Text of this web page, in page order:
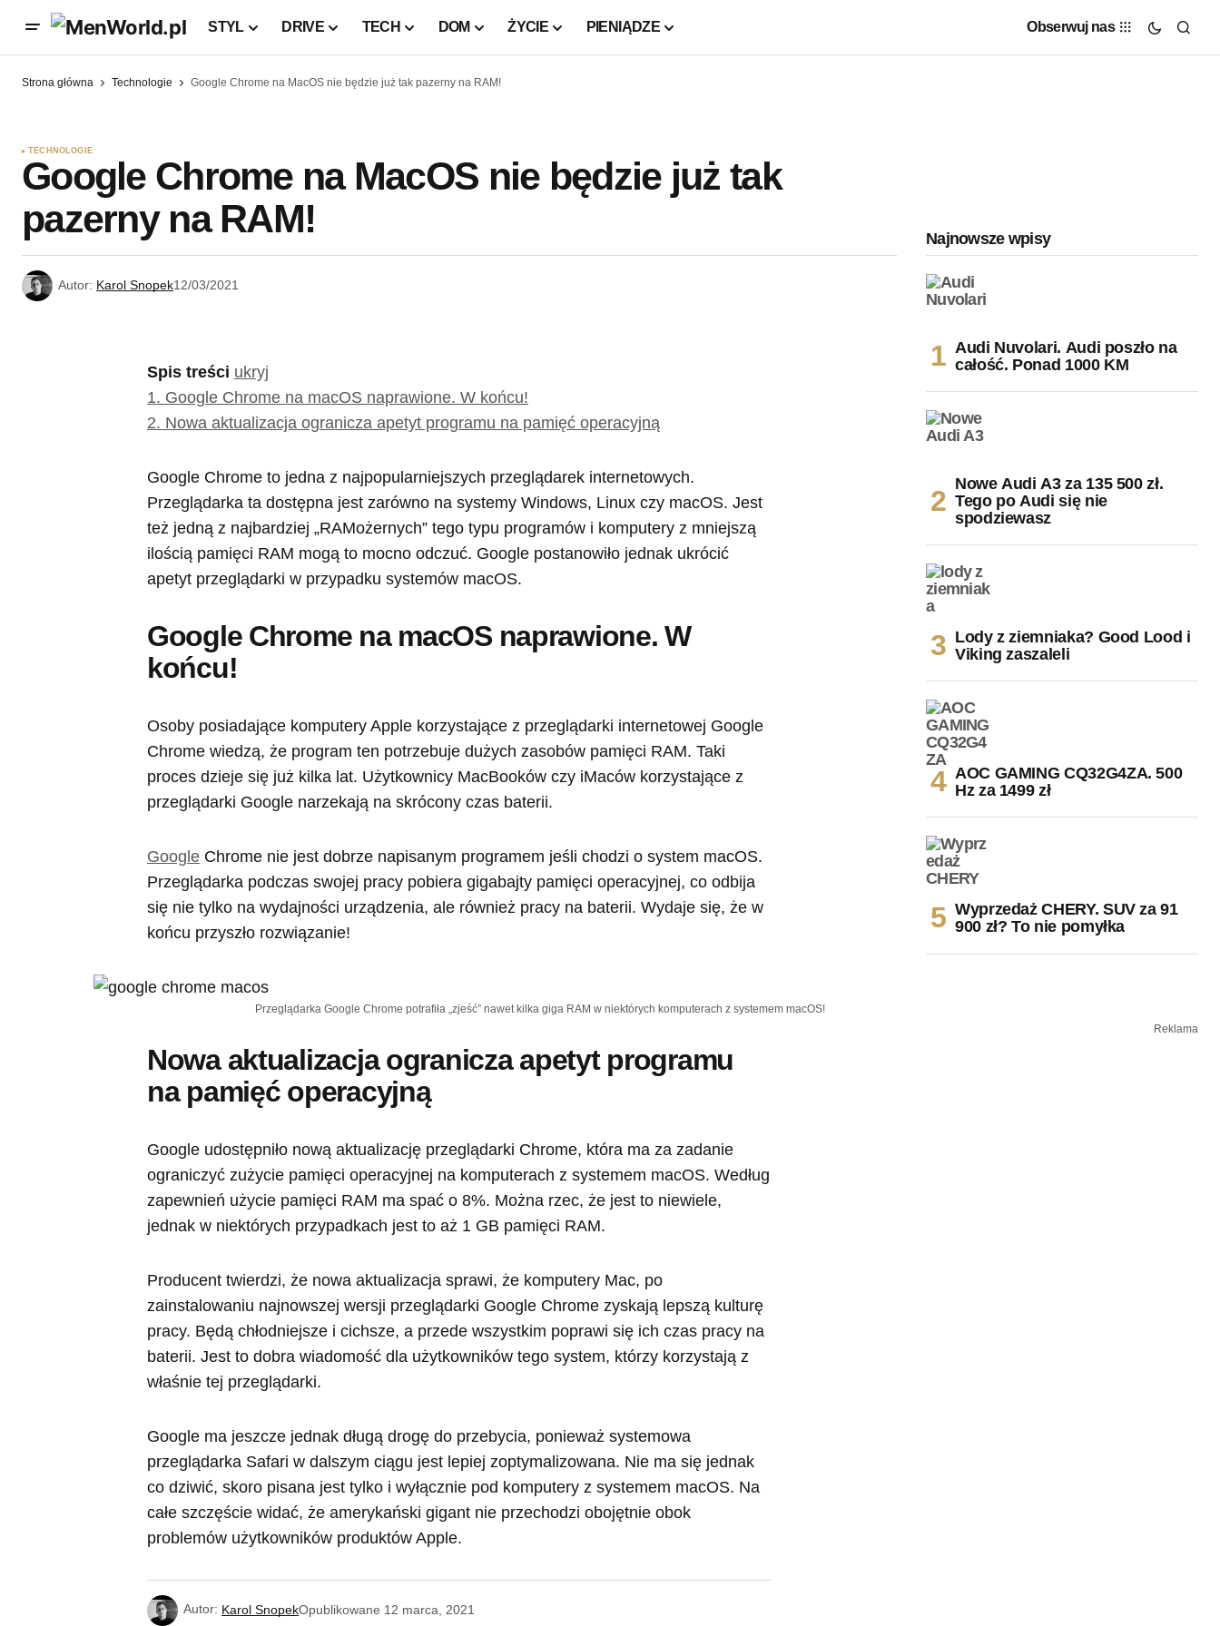
STYL DRIVE TECH DOM ŻYCIE PIENIĄDZE Obserwuj nas
Strona główna Technologie Google Chrome na MacOS nie będzie już tak pazerny na RAM!
TECHNOLOGIE
Google Chrome na MacOS nie będzie już tak
pazerny na RAM!
Autor: Karol Snopek12/03/2021
Spis treści ukryj
1. Google Chrome na macOS naprawione. W końcu!
2. Nowa aktualizacja ogranicza apetyt programu na pamięć operacyjną
Google Chrome to jedna z najpopularniejszych przeglądarek internetowych.
Przeglądarka ta dostępna jest zarówno na systemy Windows, Linux czy macOS. Jest
też jedną z najbardziej „RAMożernych” tego typu programów i komputery z mniejszą
ilością pamięci RAM mogą to mocno odczuć. Google postanowiło jednak ukrócić
apetyt przeglądarki w przypadku systemów macOS.
Google Chrome na macOS naprawione. W
końcu!
Osoby posiadające komputery Apple korzystające z przeglądarki internetowej Google
Chrome wiedzą, że program ten potrzebuje dużych zasobów pamięci RAM. Taki
proces dzieje się już kilka lat. Użytkownicy MacBooków czy iMaców korzystające z
przeglądarki Google narzekają na skrócony czas baterii.
Google Chrome nie jest dobrze napisanym programem jeśli chodzi o system macOS.
Przeglądarka podczas swojej pracy pobiera gigabajty pamięci operacyjnej, co odbija
się nie tylko na wydajności urządzenia, ale również pracy na baterii. Wydaje się, że w
końcu przyszło rozwiązanie!
Przeglądarka Google Chrome potrafiła „zjeść” nawet kilka giga RAM w niektórych komputerach z systemem macOS!
Nowa aktualizacja ogranicza apetyt programu
na pamięć operacyjną
Google udostępniło nową aktualizację przeglądarki Chrome, która ma za zadanie
ograniczyć zużycie pamięci operacyjnej na komputerach z systemem macOS. Według
zapewnień użycie pamięci RAM ma spać o 8%. Można rzec, że jest to niewiele,
jednak w niektórych przypadkach jest to aż 1 GB pamięci RAM.
Producent twierdzi, że nowa aktualizacja sprawi, że komputery Mac, po
zainstalowaniu najnowszej wersji przeglądarki Google Chrome zyskają lepszą kulturę
pracy. Będą chłodniejsze i cichsze, a przede wszystkim poprawi się ich czas pracy na
baterii. Jest to dobra wiadomość dla użytkowników tego system, którzy korzystają z
właśnie tej przeglądarki.
Google ma jeszcze jednak długą drogę do przebycia, ponieważ systemowa
przeglądarka Safari w dalszym ciągu jest lepiej zoptymalizowana. Nie ma się jednak
co dziwić, skoro pisana jest tylko i wyłącznie pod komputery z systemem macOS. Na
całe szczęście widać, że amerykański gigant nie przechodzi obojętnie obok
problemów użytkowników produktów Apple.
Autor: Karol SnopekOpublikowane 12 marca, 2021
Najnowsze wpisy
Audi Nuvolari. Audi poszło na
całość. Ponad 1000 KM
Nowe Audi A3 za 135 500 zł.
Tego po Audi się nie
spodziewasz
Lody z ziemniaka? Good Lood i
Viking zaszaleli
AOC GAMING CQ32G4ZA. 500
Hz za 1499 zł
Wyprzedaż CHERY. SUV za 91
900 zł? To nie pomyłka
Reklama